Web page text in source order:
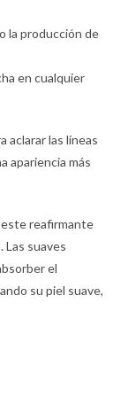
la producción de
en cualquier
aclarar las líneas
apariencia más
este reafirmante
Las suaves
el
su piel suave,